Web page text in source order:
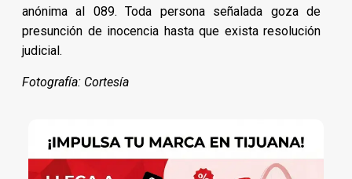
anónima al 089. Toda persona señalada goza de
presunción de inocencia hasta que exista resolución
judicial.
Fotografía: Cortesía